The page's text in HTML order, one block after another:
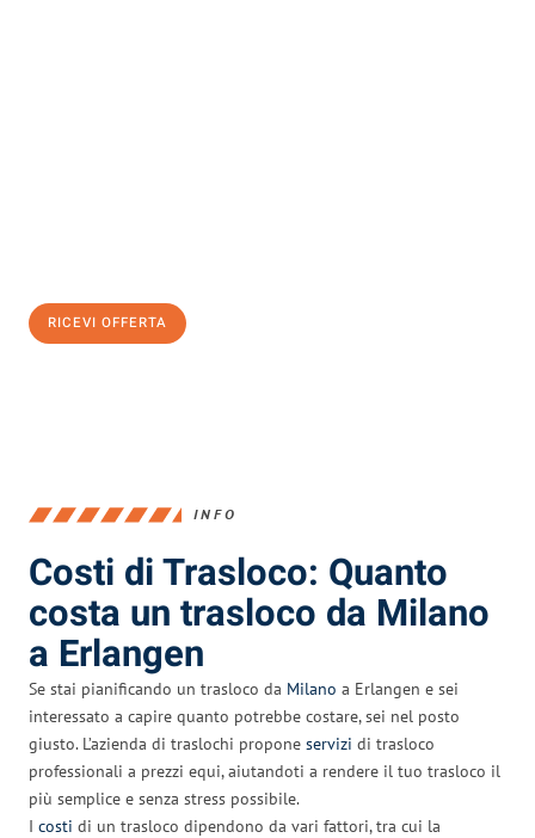
RICEVI OFFERTA
INFO
Costi di Trasloco: Quanto
costa un trasloco da Milano
a Erlangen
Se stai pianificando un trasloco da Milano a Erlangen e sei
interessato a capire quanto potrebbe costare, sei nel posto
giusto. L’azienda di traslochi propone servizi di trasloco
professionali a prezzi equi, aiutandoti a rendere il tuo trasloco il
più semplice e senza stress possibile.
I costi di un trasloco dipendono da vari fattori, tra cui la